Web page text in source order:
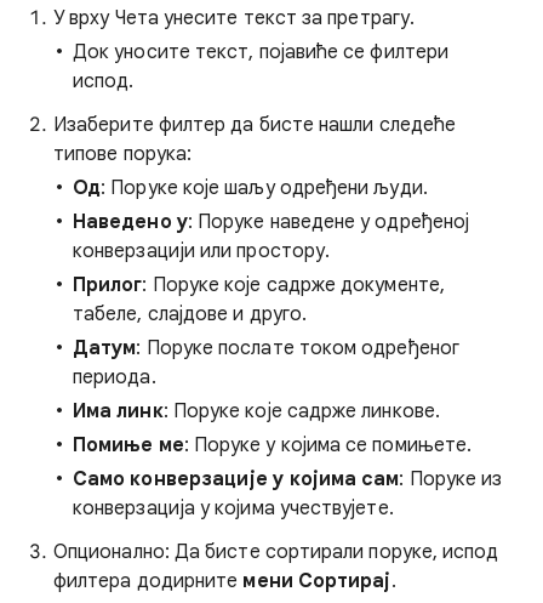
У врху Чета унесите текст за претрагу.
Док уносите текст, појавиће се филтери
испод.
Изаберите филтер да бисте нашли следеће
типове порука:
Од: Поруке које шаљу одређени људи.
Наведено у: Поруке наведене у одређеној
конверзацији или простору.
Прилог: Поруке које садрже документе,
табеле, слајдове и друго.
Датум: Поруке послате током одређеног
периода.
Има линк: Поруке које садрже линкове.
Помиње ме: Поруке у којима се помињете.
Само конверзације у којима сам: Поруке из
конверзација у којима учествујете.
Опционално: Да бисте сортирали поруке, испод
филтера додирните мени Сортирај.